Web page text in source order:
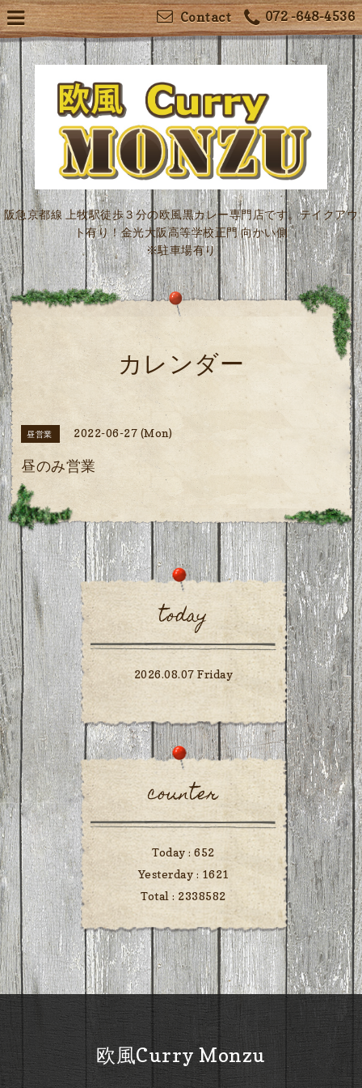
072 -648-4536
Contact
阪急京都線 上牧駅徒歩３分の欧風黒カレー専門店です。テイクアウ
ト有り！金光大阪高等学校正門 向かい側
※駐車場有り
カレンダー
昼営業 2022-06-27 (Mon)
昼のみ営業
today
2026.08.07 Friday
counter
Today :652
Yesterday : 1621
Total : 2338582
欧風Curry Monzu